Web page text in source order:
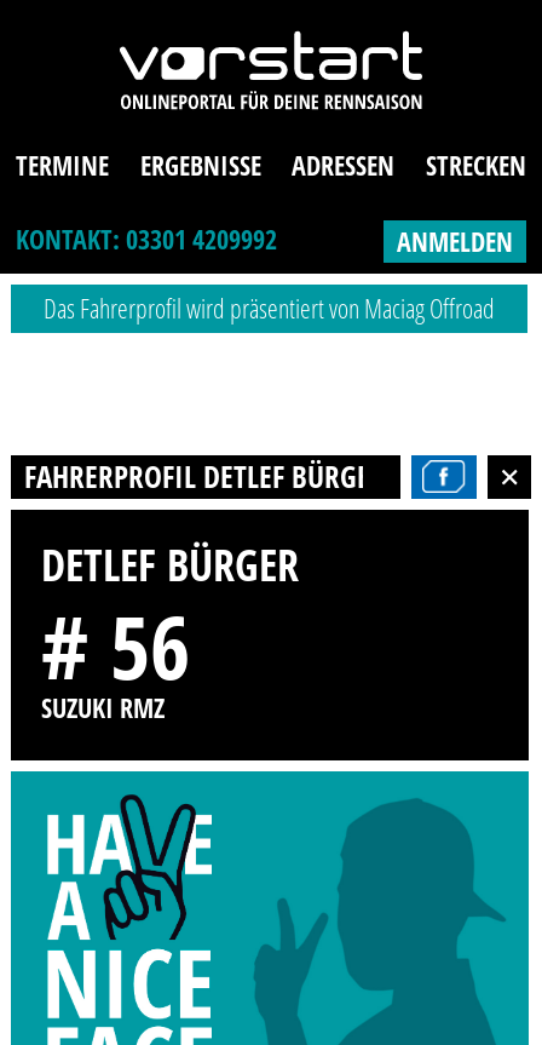
TERMINE ERGEBNISSE ADRESSEN
STRECKEN
KONTAKT: 03301 4209992
ANMELDEN
Das Fahrerprofil wird präsentiert von Maciag Offroad
FAHRERPROFIL DETLEF BÜRGER
DETLEF BÜRGER
# 56
SUZUKI RMZ